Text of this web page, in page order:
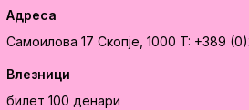
Адреса
Самоилова 17 Скопје, 1000 T: +389
Влезници
билет 100 денари